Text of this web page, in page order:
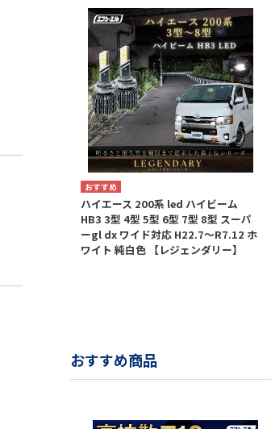
ハイエース 200系 led ハイビーム
HB3 3型 4型 5型 6型 7型 8型 スーパ
ーgl dx ワイド対応 H22.7～R7.12 ホ
ワイト 純白色 【レジェンダリー】
おすすめ商品